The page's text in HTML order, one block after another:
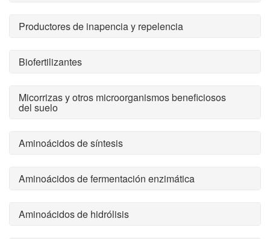
Productores de inapencia y repelencia
Biofertilizantes
Micorrizas y otros microorganismos beneficiosos
del suelo
Aminoácidos de síntesis
Aminoácidos de fermentación enzimática
Aminoácidos de hidrólisis